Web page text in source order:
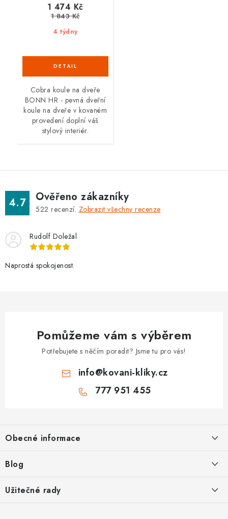
4 týdny
1 474 Kč
1 843 Kč
Cobra koule na dveře
BONN HR - pevná dveřní
koule na dveře v kovaném
provedení doplní váš
stylový interiér.
4.7 Ověřeno zákazníky
522 recenzí. Zobrazit všechny recenze
Rudolf Doležal
Naprostá spokojenost.
Pomůžeme vám s výběrem
Potřebujete s něčím poradit? Jsme tu pro vás!
info@kovani-kliky.cz
777 951 455
p
a
Obecné informace
Kontakt
Blog
Inovativní Kliky EASY LOCK – Revoluce v Zamykání Dveří
Užitečné rady